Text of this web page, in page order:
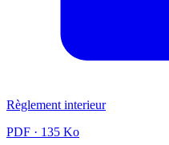
Règlement interieur
PDF · 135 Ko